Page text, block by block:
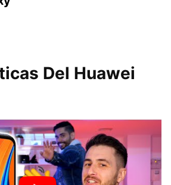
Del Huawei